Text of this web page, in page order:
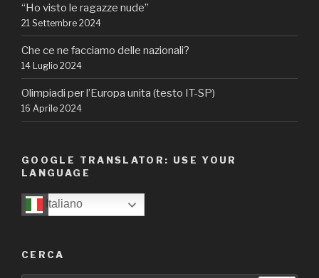
“Ho visto le ragazze nude”
21 Settembre 2024
Che ce ne facciamo delle nazionali?
14 Luglio 2024
Olimpiadi per l’Europa unita (testo IT-SP)
16 Aprile 2024
GOOGLE TRANSLATOR: USE YOUR
LANGUAGE
Italiano
CERCA